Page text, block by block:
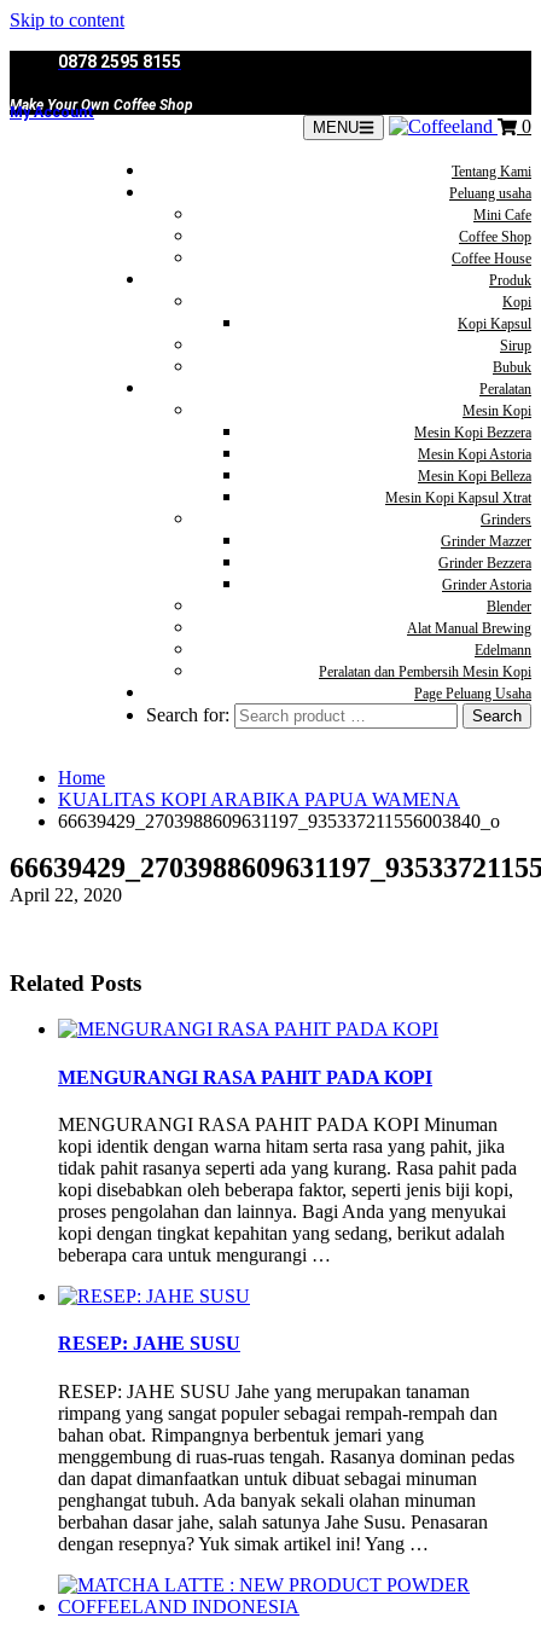
Skip to content
0878 2595 8155
Make Your Own Coffee Shop
My Account
MENU 0
Tentang Kami
Peluang usaha
Mini Cafe
Coffee Shop
Coffee House
Produk
Kopi
Kopi Kapsul
Sirup
Bubuk
Peralatan
Mesin Kopi
Mesin Kopi Bezzera
Mesin Kopi Astoria
Mesin Kopi Belleza
Mesin Kopi Kapsul Xtrat
Grinders
Grinder Mazzer
Grinder Bezzera
Grinder Astoria
Blender
Alat Manual Brewing
Edelmann
Peralatan dan Pembersih Mesin Kopi
Page Peluang Usaha
Search for:
Home
KUALITAS KOPI ARABIKA PAPUA WAMENA
66639429_2703988609631197_935337211556003840_o
April 22, 2020
Related Posts
MENGURANGI RASA PAHIT PADA KOPI
MENGURANGI RASA PAHIT PADA KOPI Minuman
kopi identik dengan warna hitam serta rasa yang pahit, jika
tidak pahit rasanya seperti ada yang kurang. Rasa pahit pada
kopi disebabkan oleh beberapa faktor, seperti jenis biji kopi,
proses pengolahan dan lainnya. Bagi Anda yang menyukai
kopi dengan tingkat kepahitan yang sedang, berikut adalah
beberapa cara untuk mengurangi …
RESEP: JAHE SUSU
RESEP: JAHE SUSU Jahe yang merupakan tanaman
rimpang yang sangat populer sebagai rempah-rempah dan
bahan obat. Rimpangnya berbentuk jemari yang
menggembung di ruas-ruas tengah. Rasanya dominan pedas
dan dapat dimanfaatkan untuk dibuat sebagai minuman
penghangat tubuh. Ada banyak sekali olahan minuman
berbahan dasar jahe, salah satunya Jahe Susu. Penasaran
dengan resepnya? Yuk simak artikel ini! Yang …